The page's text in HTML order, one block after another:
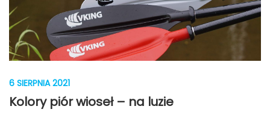
6 SIERPNIA 2021
Kolory piór wioseł – na luzie